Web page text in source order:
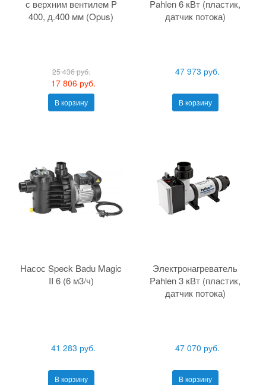
с верхним вентилем P
400, д.400 мм (Opus)
25 436 руб.
17 806 руб.
В корзину
Pahlen 6 кВт (пластик,
датчик потока)
47 973 руб.
В корзину
Насос Speck Badu Magic
II 6 (6 м3/ч)
41 283 руб.
В корзину
Электронагреватель
Pahlen 3 кВт (пластик,
датчик потока)
47 070 руб.
В корзину